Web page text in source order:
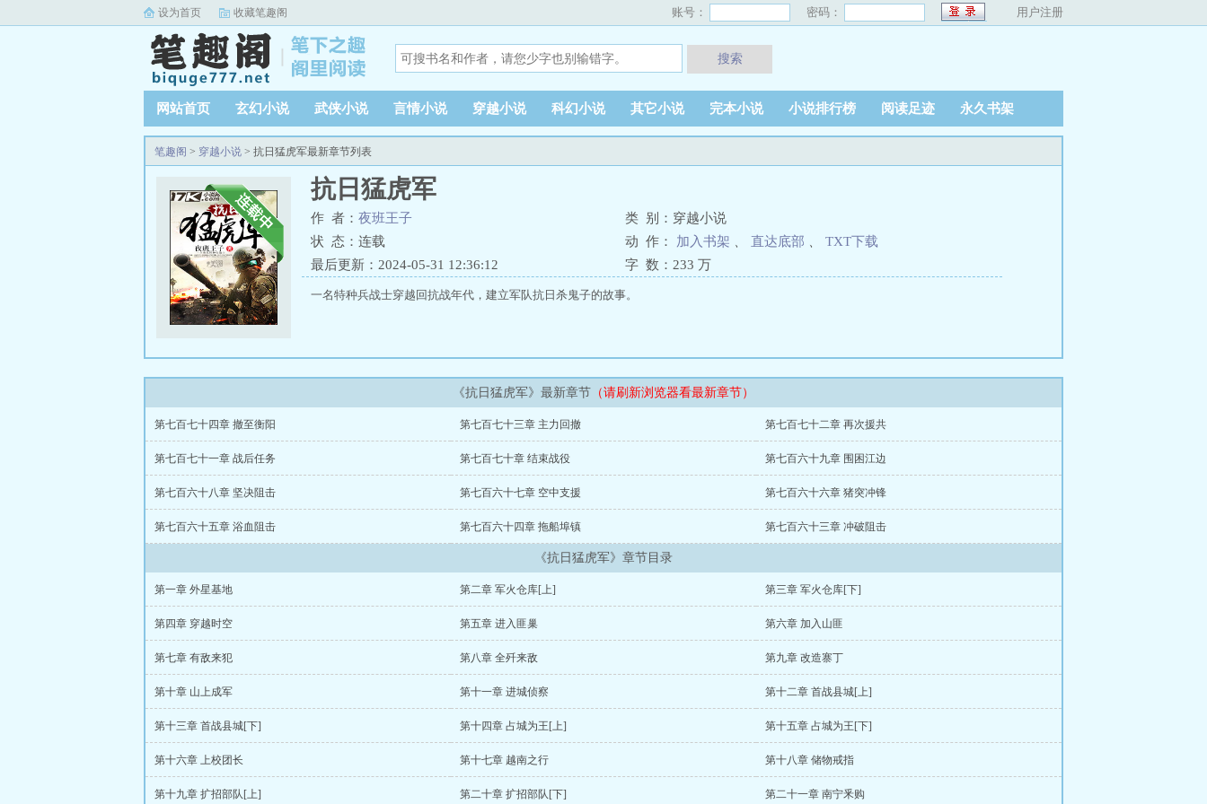
设为首页 收藏笔趣阁 账号： 密码： 用户注册
搜索
网站首页 玄幻小说 武侠小说 言情小说 穿越小说 科幻小说 其它小说 完本小说 小说排行榜 阅读足迹 永久书架
笔趣阁 > 穿越小说 > 抗日猛虎军最新章节列表
抗日猛虎军
作 者： 夜班王子
类 别：穿越小说
状 态：连载
动 作： 加入书架 直达底部
TXT下载
最后更新：2024-05-31 12:36:12
字 数： 233 万
一名特种兵战士穿越回抗战年代，建立军队抗日杀鬼子的故事。
《抗日猛虎军》最新章节 （请刷新浏览器看最新章节）
第七百七十四章 撤至衡阳 第七百七十三章 主力回撤 第七百七十二章 再次援共
第七百七十一章 战后任务 第七百七十章 结束战役 第七百六十九章 围困江边
第七百六十八章 坚决阻击 第七百六十七章 空中支援 第七百六十六章 猪突冲锋
第七百六十五章 浴血阻击 第七百六十四章 拖船埠镇 第七百六十三章 冲破阻击
《抗日猛虎军》章节目录
第一章 外星基地 第二章 军火仓库[上] 第三章 军火仓库[下]
第四章 穿越时空 第五章 进入匪巢 第六章 加入山匪
第七章 有敌来犯 第八章 全歼来敌 第九章 改造寨丁
第十章 山上成军 第十一章 进城侦察 第十二章 首战县城[上]
第十三章 首战县城[下] 第十四章 占城为王[上] 第十五章 占城为王[下]
第十六章 上校团长 第十七章 越南之行 第十八章 储物戒指
第十九章 扩招部队[上] 第二十章 扩招部队[下] 第二十一章 南宁釆购